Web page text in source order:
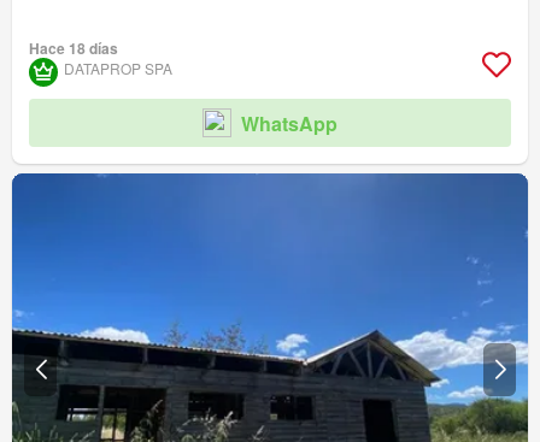
Hace 18 días
DATAPROP SPA
WhatsApp